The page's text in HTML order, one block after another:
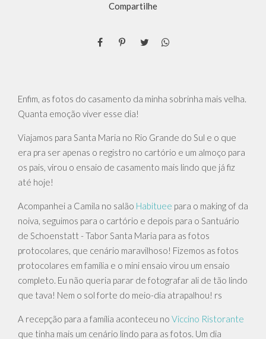
Compartilhe
Enfim, as fotos do casamento da minha sobrinha mais velha.
Quanta emoção viver esse dia!
Viajamos para Santa Maria no Rio Grande do Sul e o que
era pra ser apenas o registro no cartório e um almoço para
os pais, virou o ensaio de casamento mais lindo que já fiz
até hoje!
Acompanhei a Camila no salão Habituee para o making of da
noiva, seguimos para o cartório e depois para o Santuário
de Schoenstatt - Tabor Santa Maria para as fotos
protocolares, que cenário maravilhoso! Fizemos as fotos
protocolares em família e o mini ensaio virou um ensaio
completo. Eu não queria parar de fotografar ali de tão lindo
que tava! Nem o sol forte do meio-dia atrapalhou! rs
A recepção para a família aconteceu no Viccino Ristorante
que tinha mais um cenário lindo para as fotos. Um dia